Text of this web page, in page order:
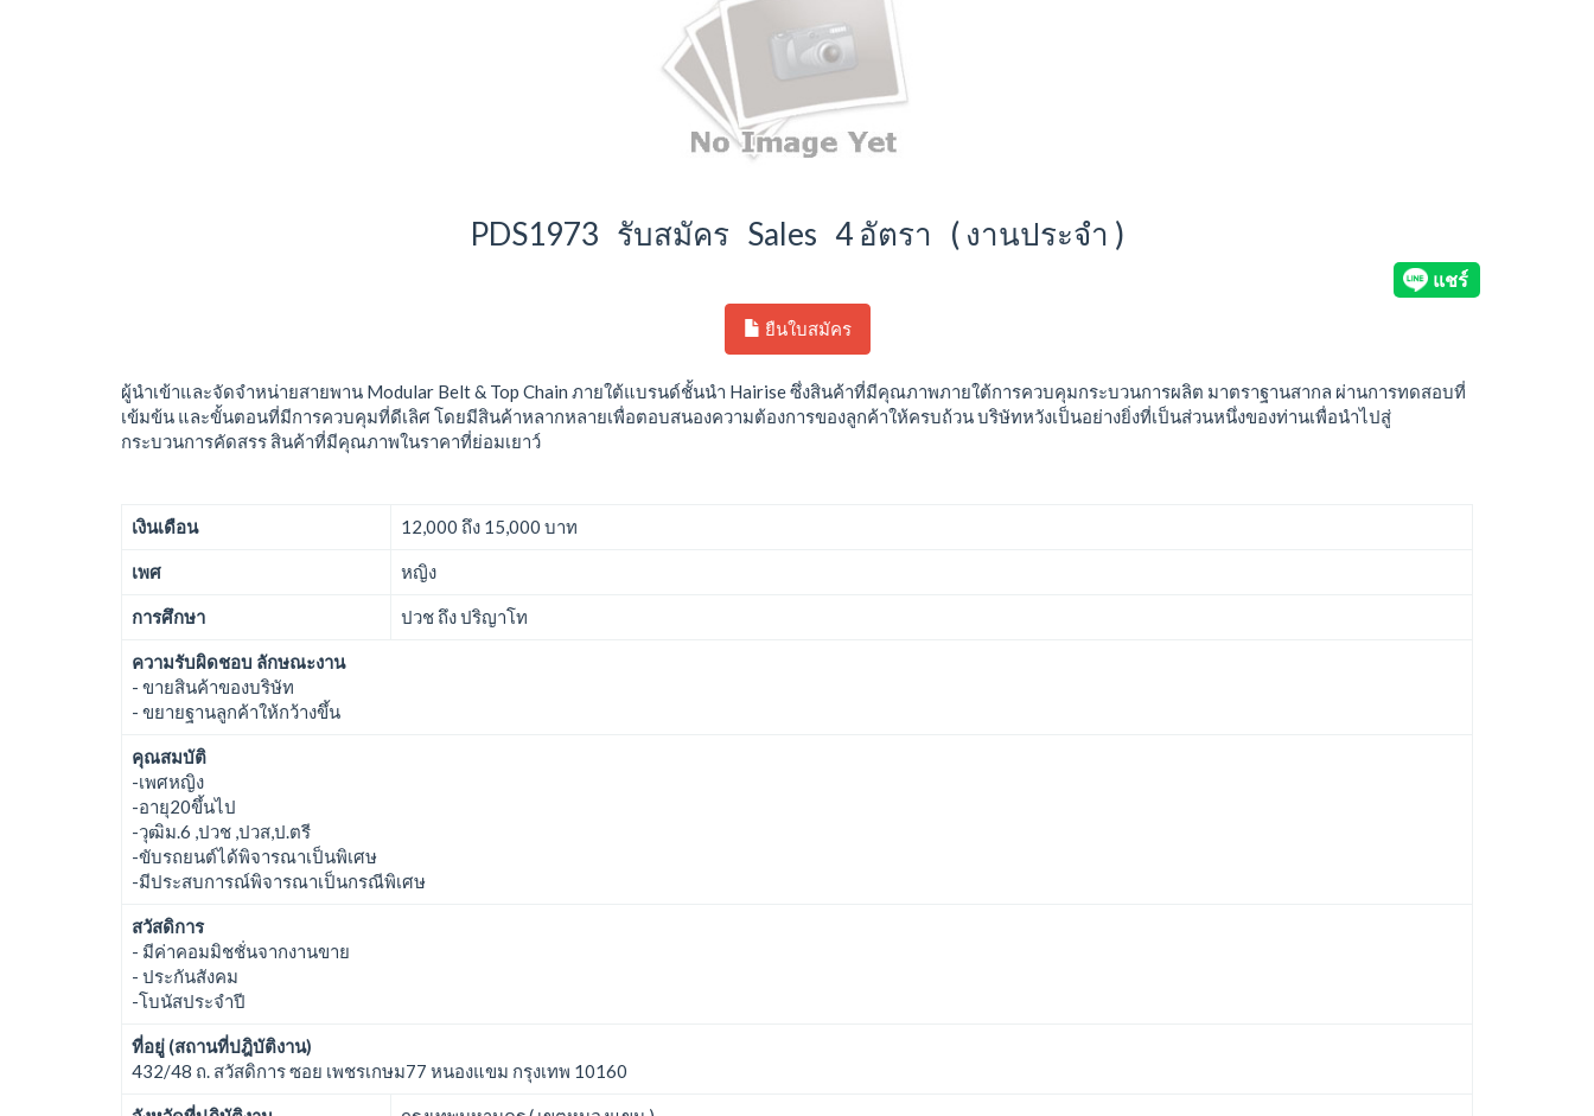
PDS1973 รับสมัคร Sales 4 อัตรา ( งานประจำ )
ยืนใบสมัคร
ผู้นำเข้าและจัดจำหน่ายสายพาน Modular Belt & Top Chain ภายใต้แบรนด์ชั้นนำ Hairise ซึ่งสินค้าที่มีคุณภาพภายใต้การควบคุมกระบวนการผลิต มาตราฐานสากล ผ่านการทดสอบที่
เข้มข้น และขั้นตอนที่มีการควบคุมที่ดีเลิศ โดยมีสินค้าหลากหลายเพื่อตอบสนองความต้องการของลูกค้าให้ครบถ้วน บริษัทหวังเป็นอย่างยิ่งที่เป็นส่วนหนึ่งของท่านเพื่อนำไปสู่
กระบวนการคัดสรร สินค้าที่มีคุณภาพในราคาที่ย่อมเยาว์
เงินเดือน 12,000 ถึง 15,000 บาท
เพศ หญิง
การศึกษา ปวช ถึง ปริญาโท
ความรับผิดชอบ ลักษณะงาน
- ขายสินค้าของบริษัท
- ขยายฐานลูกค้าให้กว้างขึ้น
คุณสมบัติ
-เพศหญิง
-อายุ20ขึ้นไป
-วุฒิม.6 ,ปวช ,ปวส,ป.ตรี
-ขับรถยนต์ได้พิจารณาเป็นพิเศษ
-มีประสบการณ์พิจารณาเป็นกรณีพิเศษ
สวัสดิการ
- มีค่าคอมมิชชั่นจากงานขาย
- ประกันสังคม
-โบนัสประจำปี
ที่อยู่ (สถานที่ปฎิบัติงาน)
432/48 ถ. สวัสดิการ ซอย เพชรเกษม77 หนองแขม กรุงเทพ 10160